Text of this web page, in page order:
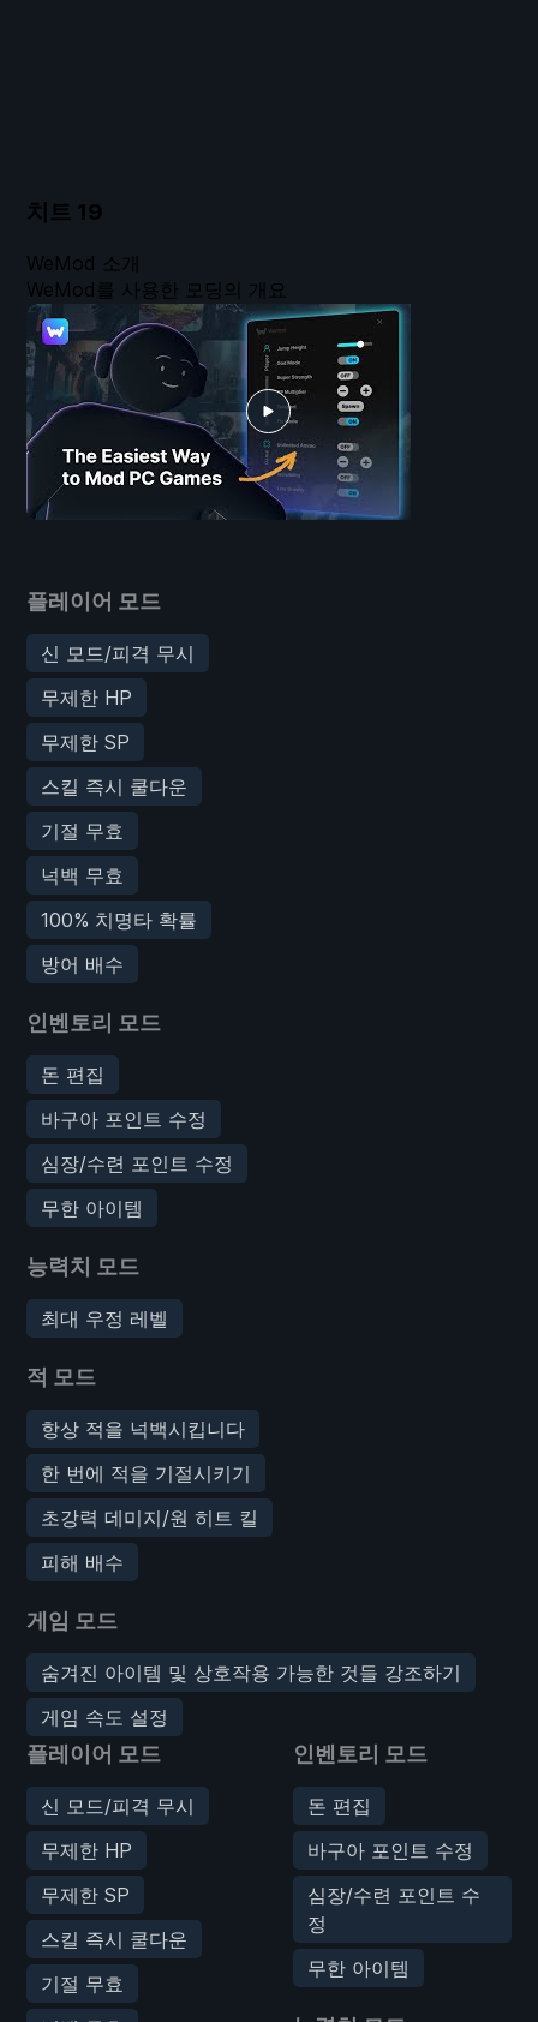
치트 19
플레이어 모드
신 모드/피격 무시
무제한 HP
무제한 SP
스킬 즉시 쿨다운
기절 무효
넉백 무효
100% 치명타 확률
방어 배수
인벤토리 모드
돈 편집
바구아 포인트 수정
심장/수련 포인트 수정
무한 아이템
능력치 모드
최대 우정 레벨
적 모드
항상 적을 넉백시킵니다
한 번에 적을 기절시키기
초강력 데미지/원 히트 킬
피해 배수
게임 모드
숨겨진 아이템 및 상호작용 가능한 것들 강조하기
게임 속도 설정
플레이어 모드
신 모드/피격 무시
무제한 HP
무제한 SP
스킬 즉시 쿨다운
기절 무효
인벤토리 모드
돈 편집
바구아 포인트 수정
심장/수련 포인트 수
정
무한 아이템
WeMod 소개
WeMod를 사용한 모딩의 개요